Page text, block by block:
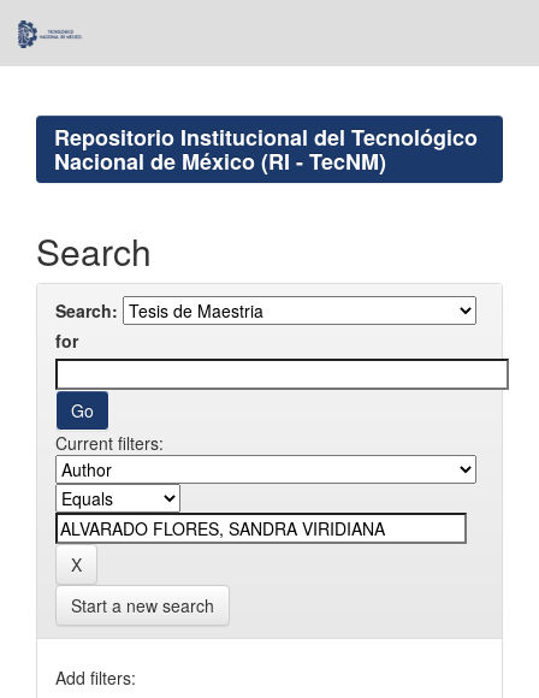
navigation
Repositorio Institucional del Tecnológico
Nacional de México (RI - TecNM)
Search
Search:
for
Current filters:
Start a new search
Add filters: